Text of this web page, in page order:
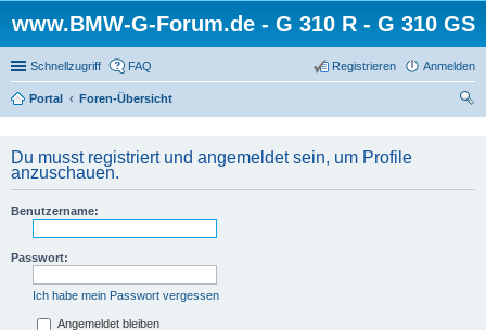
www.BMW-G-Forum.de - G 310 R - G 310 GS
Schnellzugriff FAQ Anmelden
Registrieren
Portal
Foren-Übersicht
Du musst registriert und angemeldet sein, um Profile
anzuschauen.
Benutzername:
Passwort:
Ich habe mein Passwort vergessen
Angemeldet bleiben